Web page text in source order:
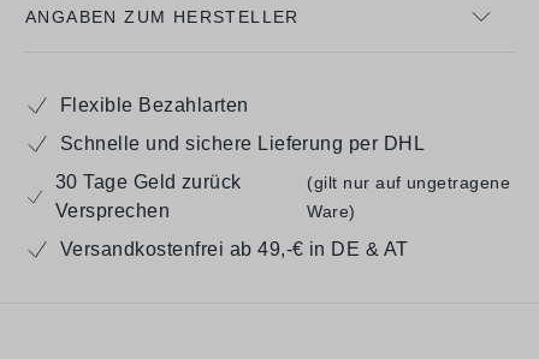
ANGABEN ZUM HERSTELLER
Flexible Bezahlarten
Schnelle und sichere Lieferung per DHL
30 Tage Geld zurück
Versprechen
(gilt nur auf ungetragene
Ware)
Versandkostenfrei ab 49,-€ in DE & AT